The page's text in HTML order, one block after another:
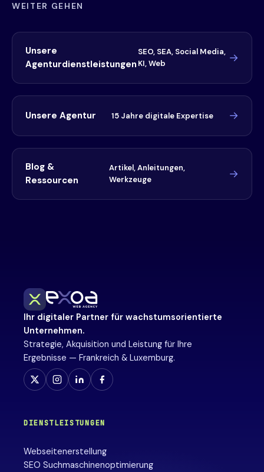
WEITER GEHEN
Unsere
Agenturdienstleistungen
SEO, SEA, Social Media,
KI, Web
Unsere Agentur 15 Jahre digitale Expertise
Blog &
Ressourcen
Artikel, Anleitungen,
Werkzeuge
Ihr digitaler Partner für wachstumsorientierte
Unternehmen.
Strategie, Akquisition und Leistung für Ihre
Ergebnisse — Frankreich & Luxemburg.
DIENSTLEISTUNGEN
Webseitenerstellung
SEO Suchmaschinenoptimierung